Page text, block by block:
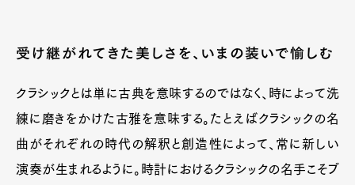
受け継がれてきた美しさを、いまの装いで愉しむ
クラシックとは単に古典を意味するのではなく、時によって洗
練に磨きをかけた古雅を意味する。たとえばクラシックの名
曲がそれぞれの時代の解釈と創造性によって、常に新しい
演奏が生まれるように。時計におけるクラシックの名手こそブ